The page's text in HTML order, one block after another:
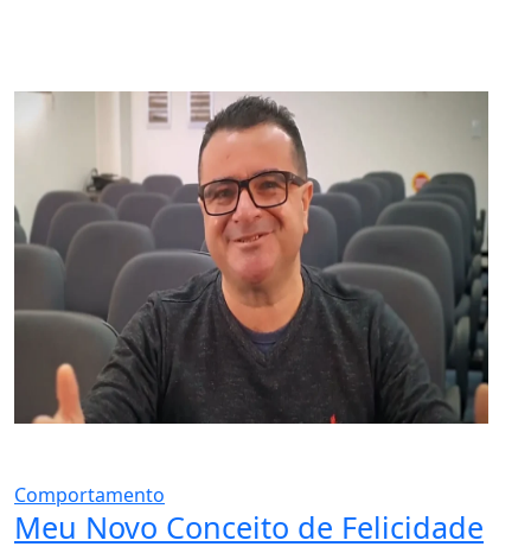
Comportamento
Meu Novo Conceito de Felicidade